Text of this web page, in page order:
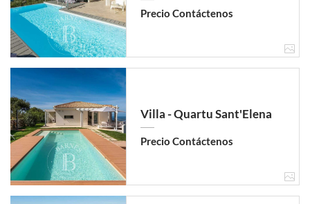
Precio Contáctenos
Villa - Quartu Sant'Elena
Precio Contáctenos